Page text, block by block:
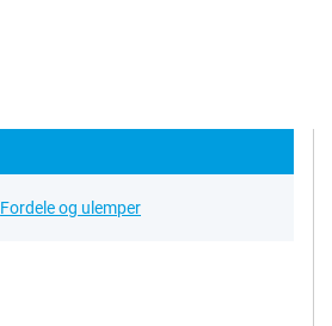
Fordele og ulemper